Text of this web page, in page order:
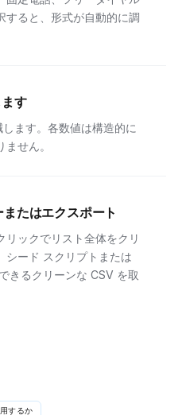
すると、形式が自動的に調
す
ます。各数値は構造的に
せん。
たはエクスポート
リックでリスト全体をクリ
シード スクリプトまたは
きるクリーンな CSV を取
するか